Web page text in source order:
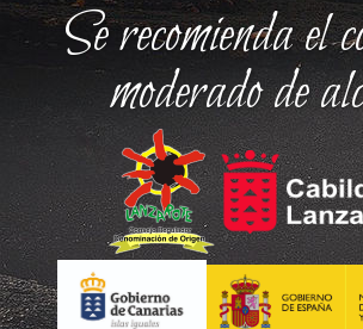
Se recomienda el
moderado de